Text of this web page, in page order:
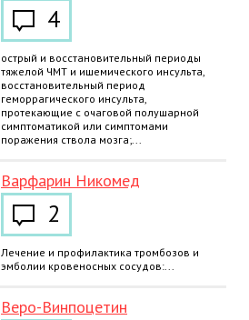
4
острый и восстановительный периоды
тяжелой ЧМТ и ишемического инсульта,
восстановительный период
геморрагического инсульта,
протекающие с очаговой полушарной
симптоматикой или симптомами
поражения ствола мозга;...
Варфарин Никомед
2
Лечение и профилактика тромбозов и
эмболии кровеносных сосудов:...
Веро-Винпоцетин